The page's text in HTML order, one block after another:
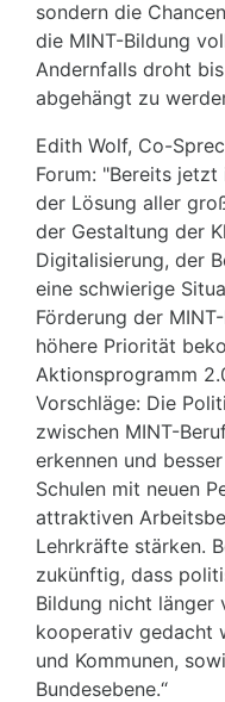
sondern die
die MINT-Bildung
Andernfalls droht
abgehängt zu
Edith Wolf, Co-
Forum: "Bereits
der Lösung aller
der Gestaltung der
Digitalisierung, der
eine schwierige
Förderung der
höhere Priorität
Aktionsprogramm
Vorschläge: Die
zwischen MINT-
erkennen und
Schulen mit neuen
attraktiven
Lehrkräfte stärken.
zukünftig, dass
Bildung nicht länger
kooperativ gedacht
und Kommunen,
Bundesebene.“